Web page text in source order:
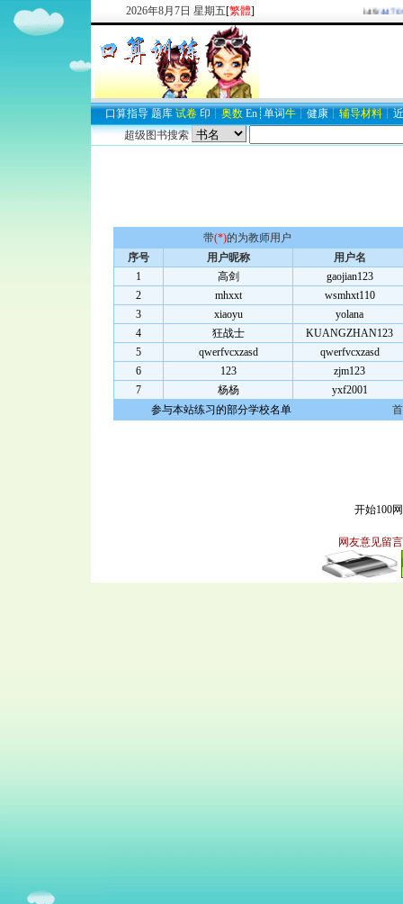
2026年8月 7日 星期五[繁體]
欢迎新注册用户： 2937747849/
口算指导 题库 试卷 印 ┊ 奥数 En ┊ 单词牛 ┊ 健康 ┊ 辅导材料 ┊
超级图书搜索
带(*)的为教师用户
序号
用户昵称
用户名
1
高剑
gaojian123
2
mhxxt
wsmhxt110
3
xiaoyu
yolana
4
狂战士
KUANGZHAN123
5
qwerfvcxzasd
qwerfvcxzasd
6
123
zjm123
7
杨杨
yxf2001
参与本站练习的部分学校名单
开始100
网友意见留